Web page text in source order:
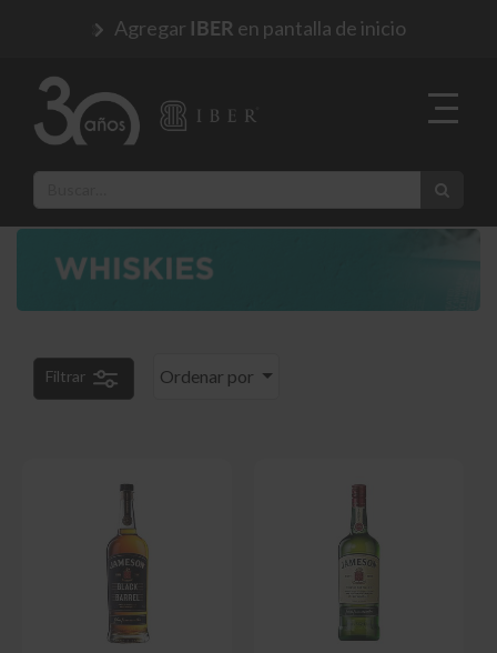
Agregar IBER en pantalla de inicio
Ordenar por
Filtrar